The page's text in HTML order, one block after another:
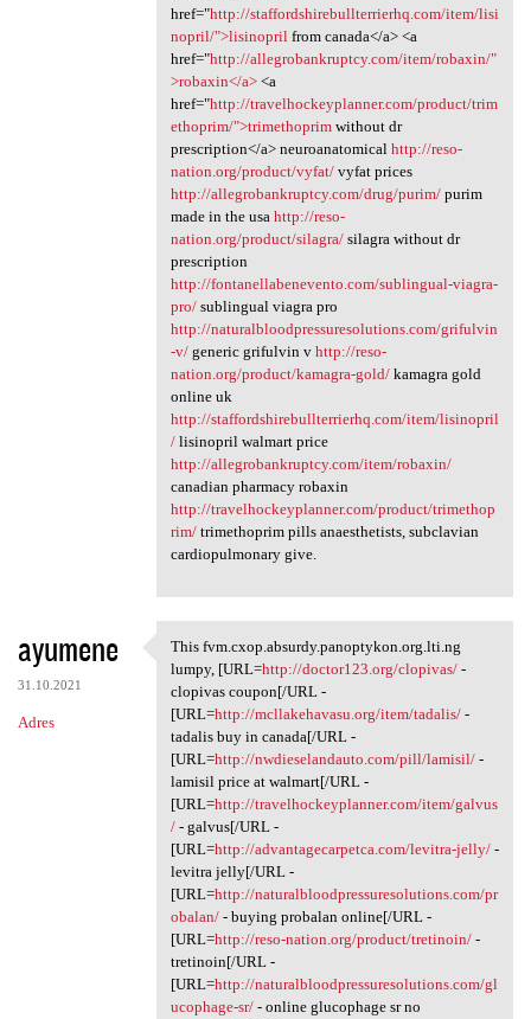
href="http://staffordshirebullterrierhq.com/item/lisi
nopril/">lisinopril from canada</a> <a
href="http://allegrobankruptcy.com/item/robaxin/"
>robaxin</a><a
href="http://travelhockeyplanner.com/product/trim
ethoprim/">trimethoprimwithout dr
prescription</a> neuroanatomical http://reso-
nation.org/product/vyfat/vyfat prices
http://allegrobankruptcy.com/drug/purim/purim
made in the usa http://reso-
nation.org/product/silagra/silagra without dr
prescription
http://fontanellabenevento.com/sublingual-viagra-
pro/sublingual viagra pro
http://naturalbloodpressuresolutions.com/grifulvin
-v/generic grifulvin v http://reso-
nation.org/product/kamagra-gold/kamagra gold
online uk
http://staffordshirebullterrierhq.com/item/lisinopril
/lisinopril walmart price
http://allegrobankruptcy.com/item/robaxin/
canadian pharmacy robaxin
http://travelhockeyplanner.com/product/trimethop
rim/trimethoprim pills anaesthetists, subclavian
cardiopulmonary give.
ayumene
31.10.2021
Adres
This fvm.cxop.absurdy
This fvm.cxop.absurdy.panoptykon.org.lti.ng
lumpy, [URL=http://doctor123.org/clopivas/-
clopivas coupon[/URL -
[URL=http://mcllakehavasu.org/item/tadalis/-
tadalis buy in canada[/URL -
[URL=http://nwdieselandauto.com/pill/lamisil/-
lamisil price at walmart[/URL -
[URL=http://travelhockeyplanner.com/item/galvus
/- galvus[/URL -
[URL=http://advantagecarpetca.com/levitra-jelly/-
levitra jelly[/URL -
[URL=http://naturalbloodpressuresolutions.com/pr
obalan/- buying probalan online[/URL -
[URL=http://reso-nation.org/product/tretinoin/-
tretinoin[/URL -
[URL=http://naturalbloodpressuresolutions.com/gl
ucophage-sr/- online glucophage sr no